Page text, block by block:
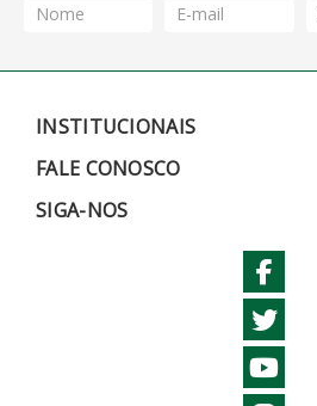
INSTITUCIONAIS
FALE CONOSCO
SIGA-NOS